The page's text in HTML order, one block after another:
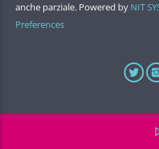
anche parziale. Powered by NIT
Preferences